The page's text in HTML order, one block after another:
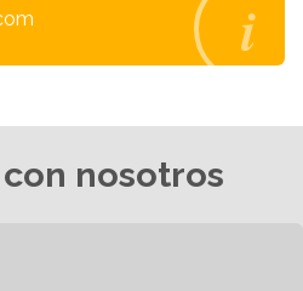
nosotros